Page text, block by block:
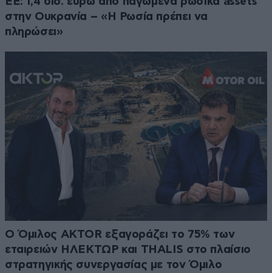
στην Ουκρανία – «Η Ρωσία πρέπει να
πληρώσει»
Ο Όμιλος AKTOR εξαγοράζει το 75% των
εταιρειών ΗΛΕΚΤΩΡ και THALIS στο πλαίσιο
στρατηγικής συνεργασίας με τον Όμιλο